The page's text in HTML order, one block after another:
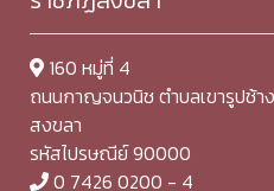
160 หมู่ที่ 4
ถนนกาญจนวนิช ตำบลเขารูปช้า
สงขลา
รหัสไปรษณีย์ 90000
0 7426 0200 - 4